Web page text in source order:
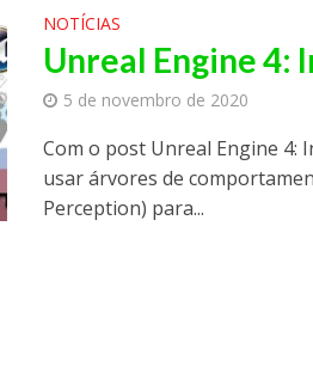
NOTÍCIAS
Unreal Engine
5 de novembro de 2020
Com o post Unreal Engine 4:
usar árvores de
Perception) para...